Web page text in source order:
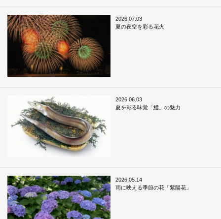
2026.07.03
夏の夜空を彩る花火
2026.06.03
夏を彩る味覚「鱧」の魅力
2026.05.14
雨に映える季節の花「紫陽花」